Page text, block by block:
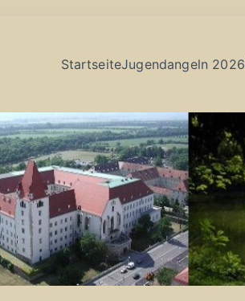
StartseiteJugendangeln 2026